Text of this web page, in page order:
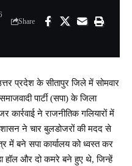
Share
प्रदेश के सीतापुर जिले में सोमवार
पार्टी (सपा) के जिला
कार्रवाई ने राजनीतिक गलियारों में
ने चार बुलडोजरों की मदद से
में बने सपा कार्यालय को ध्वस्त कर
हॉल और दो कमरे बने हुए थे, जिन्हें